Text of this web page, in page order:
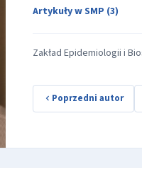
Artykuły w SMP (3)
Zakład Epidemiologii i
Poprzedni autor